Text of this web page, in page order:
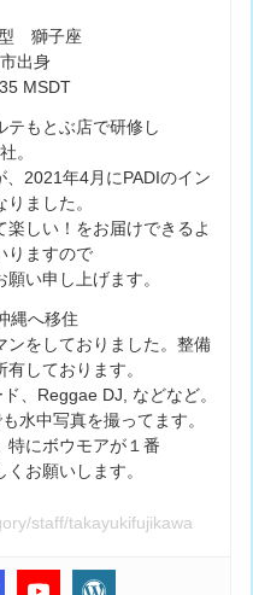
獅子座
出身
MSDT
テもとぶ店で研修し
。
2021年4月にPADIのイン
ました。
しい！をお届けできるよ
りますので
い申し上げます。
縄へ移住
ンをしておりました。整備
しております。
、Reggae DJ, などなど。
水中写真を撮ってます。
特にボウモアが１番
お願いします。
staff/takayukifujikawa